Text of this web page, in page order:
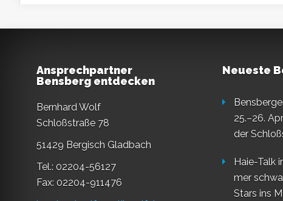
Ansprechpartner
Bensberg entdecken
Bernhard Wolf
Schloßstraße 78
51429 Bergisch Gladbach
Tel.: 02204-56127
Fax: 02204-911476
Neueste
25.–26.
der
Haie-Talk
mer
Stars ins